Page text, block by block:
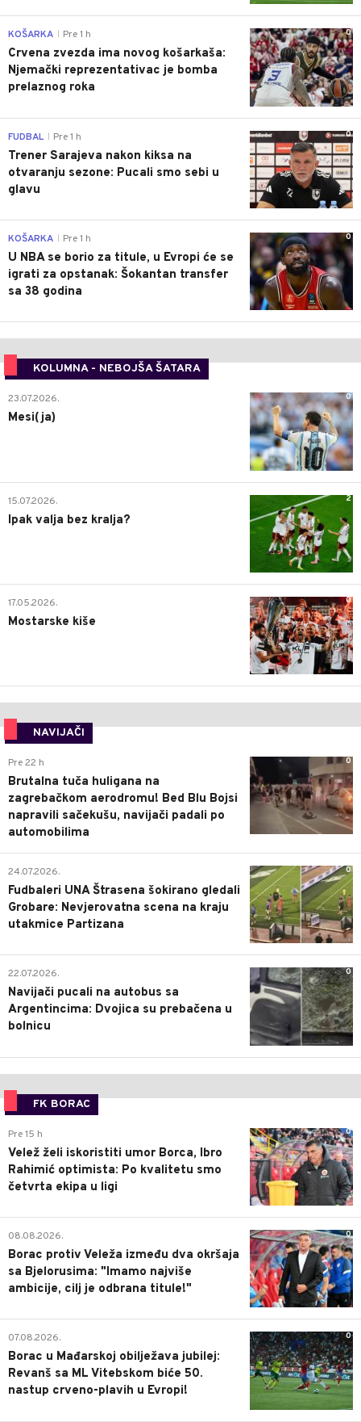
0
KOŠARKA Pre 1 h
Crvena zvezda ima novog košarkaša:
Njemački reprezentativac je bomba
prelaznog roka
0
FUDBAL Pre 1 h
Trener Sarajeva nakon kiksa na
otvaranju sezone: Pucali smo sebi u
glavu
0
KOŠARKA Pre 1 h
U NBA se borio za titule, u Evropi će se
igrati za opstanak: Šokantan transfer
sa 38 godina
KOLUMNA - NEBOJŠA ŠATARA
0
23.07.2026.
Mesi(ja)
2
15.07.2026.
Ipak valja bez kralja?
0
17.05.2026.
Mostarske kiše
NAVIJAČI
0
Pre 22 h
Brutalna tuča huligana na
zagrebačkom aerodromu! Bed Blu Bojsi
napravili sačekušu, navijači padali po
automobilima
0
24.07.2026.
Fudbaleri UNA Štrasena šokirano gledali
Grobare: Nevjerovatna scena na kraju
utakmice Partizana
0
22.07.2026.
Navijači pucali na autobus sa
Argentincima: Dvojica su prebačena u
bolnicu
FK BORAC
0
Pre 15 h
Velež želi iskoristiti umor Borca, Ibro
Rahimić optimista: Po kvalitetu smo
četvrta ekipa u ligi
0
08.08.2026.
Borac protiv Veleža između dva okršaja
sa Bjelorusima: "Imamo najviše
ambicije, cilj je odbrana titule!"
0
07.08.2026.
Borac u Mađarskoj obilježava jubilej:
Revanš sa ML Vitebskom biće 50.
nastup crveno-plavih u Evropi!